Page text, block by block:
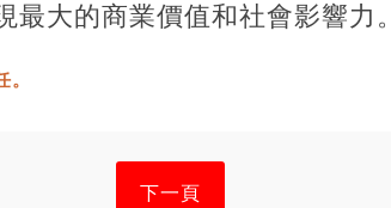
大的商業價值和社會影響力。
下一頁